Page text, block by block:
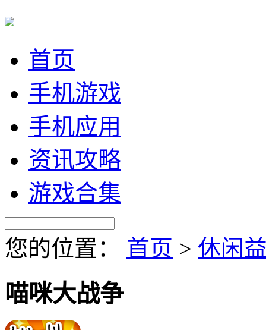
首页
手机游戏
手机应用
资讯攻略
游戏合集
您的位置： 首页 > 休闲
喵咪大战争